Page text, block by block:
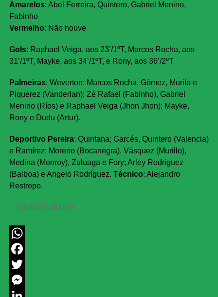
Amarelos: Abel Ferreira, Quintero, Gabriel Menino,
Fabinho
Vermelho: Não houve
Gols: Raphael Veiga, aos 23’/1ºT, Marcos Rocha, aos
31’/1ºT, Mayke, aos 34’/1ºT, e Rony, aos 36’/2ºT
Palmeiras: Weverton; Marcos Rocha, Gómez, Murilo e
Piquerez (Vanderlan); Zé Rafael (Fabinho), Gabriel
Menino (Ríos) e Raphael Veiga (Jhon Jhon); Mayke,
Rony e Dudu (Artur).
Deportivo Pereira: Quintana; Garcés, Quintero (Valencia)
e Ramírez; Moreno (Bocanegra), Vásquez (Murillo),
Medina (Monroy), Zuluaga e Fory; Arley Rodríguez
(Balboa) e Angelo Rodríguez. Técnico: Alejandro
Restrepo.
COMENTE ABAIXO:
WhatsApp
Facebook
Twitter